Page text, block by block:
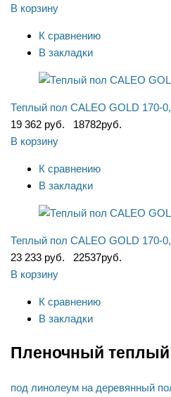
В корзину
К сравнению
В закладки
Теплый пол CALEO GOLD 170-
19 362 руб.
18782руб.
В корзину
К сравнению
В закладки
Теплый пол CALEO GOLD 170-
23 233 руб.
22537руб.
В корзину
К сравнению
В закладки
Пленочный теплый
под линолеум на деревянный